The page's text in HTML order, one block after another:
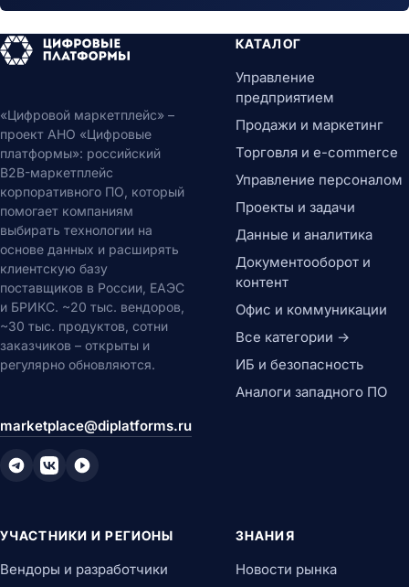
«Цифровой маркетплейс» –
проект АНО «Цифровые
платформы»: российский
B2B-маркетплейс
корпоративного ПО, который
помогает компаниям
выбирать технологии на
основе данных и расширять
клиентскую базу
поставщиков в России, ЕАЭС
и БРИКС. ~20 тыс. вендоров,
~30 тыс. продуктов, сотни
заказчиков – открыты и
регулярно обновляются.
marketplace@diplatforms.ru
КАТАЛОГ
Управление
предприятием
Продажи и маркетинг
Торговля и e-commerce
Управление персоналом
Проекты и задачи
Данные и аналитика
Документооборот и
контент
Офис и коммуникации
Все категории →
ИБ и безопасность
Аналоги западного ПО
УЧАСТНИКИ И РЕГИОНЫ
Вендоры и разработчики
ЗНАНИЯ
Новости рынка